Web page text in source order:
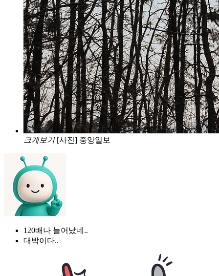
크게보기 [사진] 중앙일보
120배나 늘어났네..
대박이다..